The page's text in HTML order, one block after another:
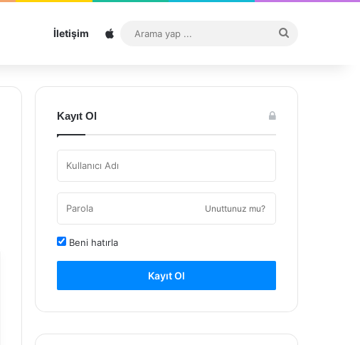
İletişim Sitemap
...
Kayıt Ol
Unuttunuz mu?
Beni hatırla
Kayıt Ol